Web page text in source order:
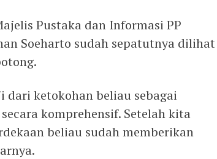
Pustaka dan Informasi PP
Soeharto sudah sepatutnya dilihat
dari ketokohan beliau sebagai
komprehensif. Setelah kita
beliau sudah memberikan